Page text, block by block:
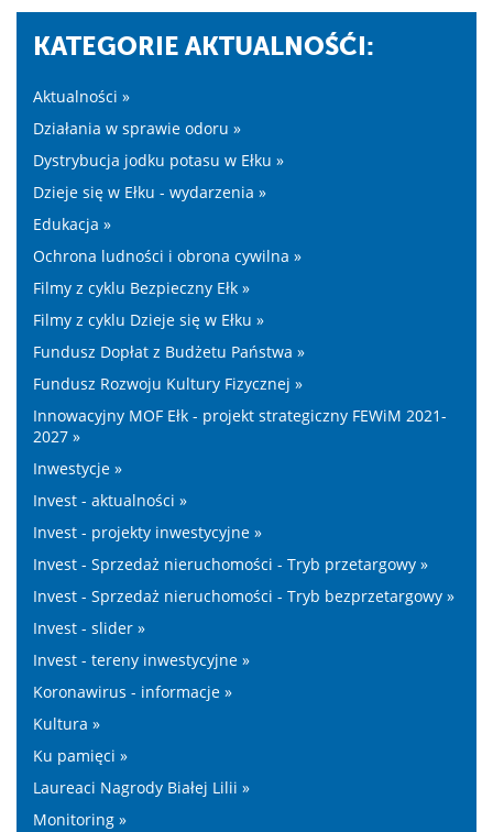
KATEGORIE AKTUALNOŚĆI:
Aktualności »
Działania w sprawie odoru »
Dystrybucja jodku potasu w Ełku »
Dzieje się w Ełku - wydarzenia »
Edukacja »
Ochrona ludności i obrona cywilna »
Filmy z cyklu Bezpieczny Ełk »
Filmy z cyklu Dzieje się w Ełku »
Fundusz Dopłat z Budżetu Państwa »
Fundusz Rozwoju Kultury Fizycznej »
Innowacyjny MOF Ełk - projekt strategiczny FEWiM 2021-
2027 »
Inwestycje »
Invest - aktualności »
Invest - projekty inwestycyjne »
Invest - Sprzedaż nieruchomości - Tryb przetargowy »
Invest - Sprzedaż nieruchomości - Tryb bezprzetargowy »
Invest - slider »
Invest - tereny inwestycyjne »
Koronawirus - informacje »
Kultura »
Ku pamięci »
Laureaci Nagrody Białej Lilii »
Monitoring »